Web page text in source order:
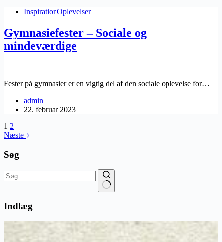
InspirationOplevelser
Gymnasiefester – Sociale og
mindeværdige
Fester på gymnasier er en vigtig del af den sociale oplevelse for…
admin
22. februar 2023
1 2
Næste
Søg
resultater
Indlæg